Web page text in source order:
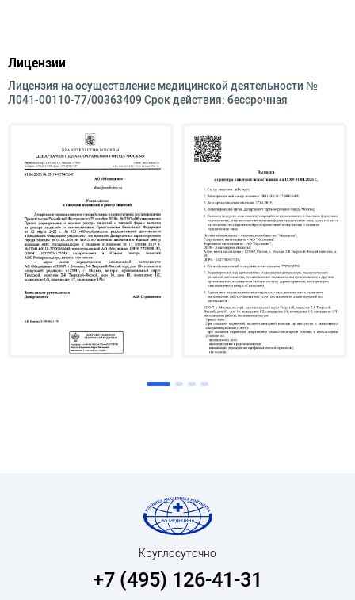
Лицензии
Лицензия на осуществление медицинской деятельности №
Л041-00110-77/00363409 Срок действия: бессрочная
Круглосуточно
+7 (495) 126-41-31